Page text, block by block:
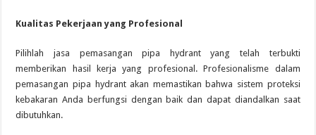
Kualitas Pekerjaan yang Profesional
Pilihlah jasa pemasangan pipa hydrant yang telah terbukti
memberikan hasil kerja yang profesional. Profesionalisme dalam
pemasangan pipa hydrant akan memastikan bahwa sistem proteksi
kebakaran Anda berfungsi dengan baik dan dapat diandalkan saat
dibutuhkan.